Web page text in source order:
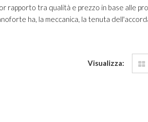
rapporto tra qualità e prezzo in base alle
ha, la meccanica, la tenuta
Visualizza: